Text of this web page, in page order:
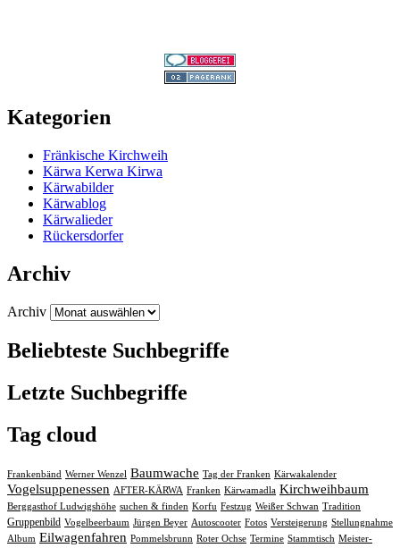
Kategorien
Fränkische Kirchweih
Kärwa Kerwa Kirwa
Kärwabilder
Kärwablog
Kärwalieder
Rückersdorfer
Archiv
Archiv
Beliebteste Suchbegriffe
Letzte Suchbegriffe
Tag cloud
Frankenbänd Werner Wenzel Baumwache Tag der Franken Kärwakalender
Vogelsuppenessen AFTER-KÄRWA Franken Kärwamadla Kirchweihbaum
Berggasthof Ludwigshöhe suchen & finden Korfu Festzug Weißer Schwan Tradition
Gruppenbild Vogelbeerbaum Jürgen Beyer Autoscooter Fotos Versteigerung Stellungnahme
Album Eilwagenfahren Pommelsbrunn Roter Ochse Termine Stammtisch Meister-